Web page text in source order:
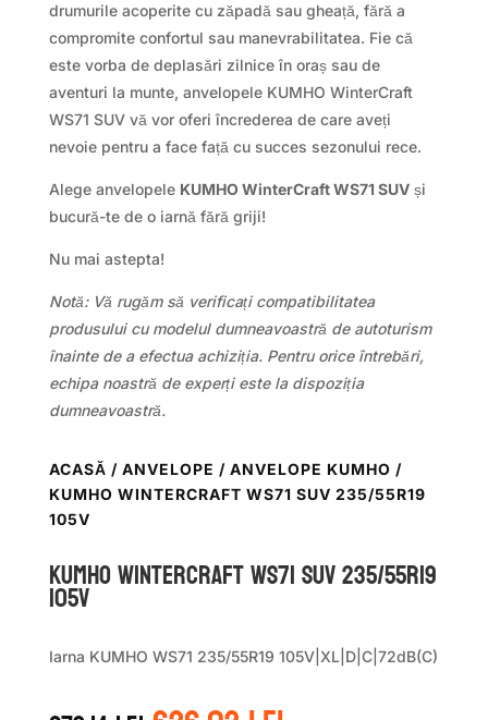
drumurile acoperite cu zăpadă sau gheață, fără a
compromite confortul sau manevrabilitatea. Fie că
este vorba de deplasări zilnice în oraș sau de
aventuri la munte, anvelopele KUMHO WinterCraft
WS71 SUV vă vor oferi încrederea de care aveți
nevoie pentru a face față cu succes sezonului rece.
Alege anvelopele KUMHO WinterCraft WS71 SUVși
bucură-te de o iarnă fără griji!
Nu mai astepta!
Notă: Vă rugăm să verificați compatibilitatea
produsului cu modelul dumneavoastră de autoturism
înainte de a efectua achiziția. Pentru orice întrebări,
echipa noastră de experți este la dispoziția
dumneavoastră.
ACASĂ / ANVELOPE / ANVELOPE KUMHO /
KUMHO WINTERCRAFT WS71 SUV 235/55R19
105V
Kumho WINTERCRAFT WS71 SUV 235/55R19
105V
Iarna KUMHO WS71 235/55R19 105V|XL|D|C|72dB(C)